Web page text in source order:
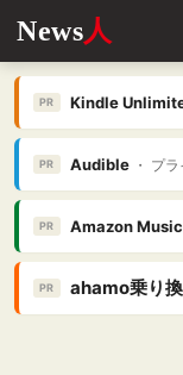
News人
PR Kindle
PR Audible・ プラ
PR Amazon
PR ahamo乗り